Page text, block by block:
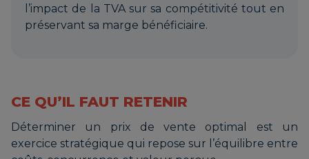
l’impact de la TVA sur sa compétitivité tout en
préservant sa marge bénéficiaire.
CE QU’IL FAUT RETENIR
Déterminer un prix de vente optimal est un
exercice stratégique qui repose sur l’équilibre entre